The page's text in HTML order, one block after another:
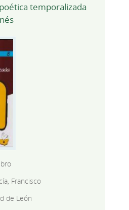
temporalizada
Francisco
de León